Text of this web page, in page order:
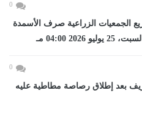
0
الجمعيات الزراعية صرف الأسمدة
04:00 مـ
0
بعد إطلاق رصاصة مطاطية عليه